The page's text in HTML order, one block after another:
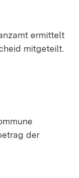
ermittelt
mitgeteilt.
der